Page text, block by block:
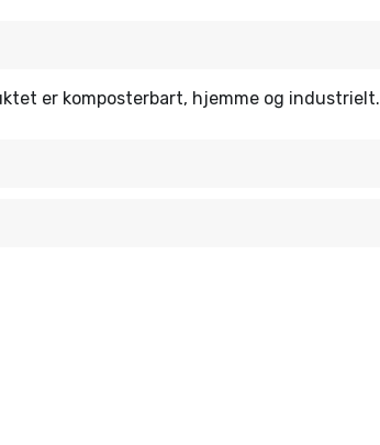
er komposterbart, hjemme og industrielt.